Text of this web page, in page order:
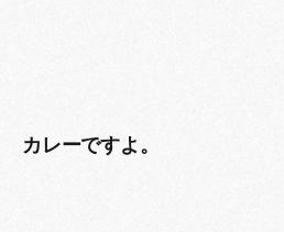
カレーですよ。